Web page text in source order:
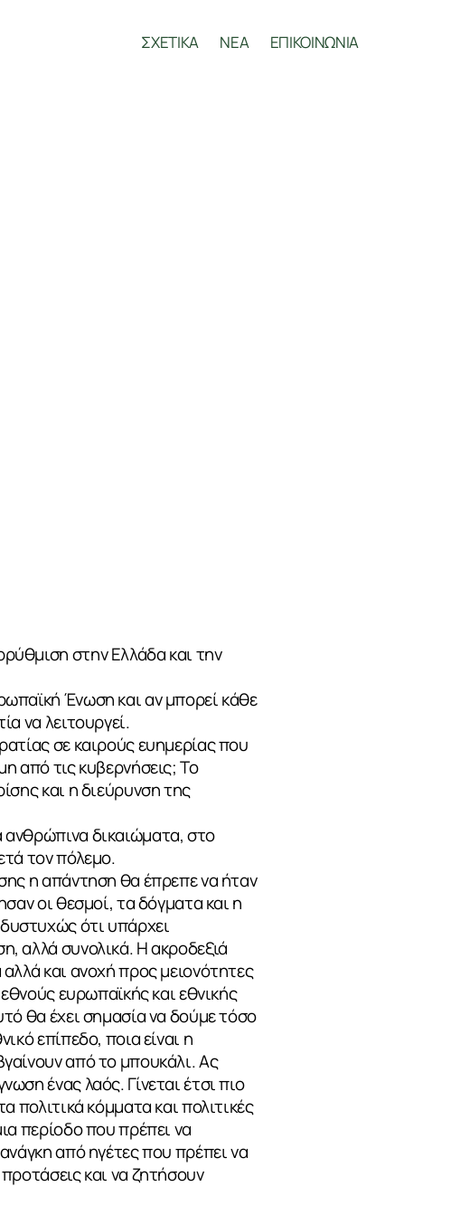
ΣΧΕΤΙΚΑ ΝΕΑ ΕΠΙΚΟΙΝΩΝΙΑ
στην Ελλάδα και την
Ένωση και αν μπορεί κάθε
να λειτουργεί.
σε καιρούς ευημερίας που
από τις κυβερνήσεις; Το
και η διεύρυνση της
δικαιώματα, στο
τον πόλεμο.
η απάντηση θα έπρεπε να ήταν
οι θεσμοί, τα δόγματα και η
ότι υπάρχει
αλλά συνολικά. Η ακροδεξιά
και ανοχή προς μειονότητες
ευρωπαϊκής και εθνικής
θα έχει σημασία να δούμε τόσο
επίπεδο, ποια είναι η
από το μπουκάλι. Ας
ένας λαός. Γίνεται έτσι πιο
πολιτικά κόμματα και πολιτικές
περίοδο που πρέπει να
από ηγέτες που πρέπει να
και να ζητήσουν